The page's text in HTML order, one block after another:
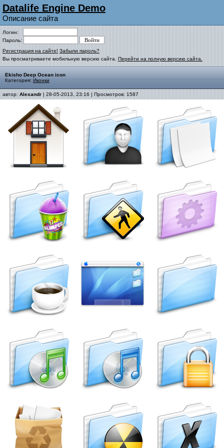
Datalife Engine Demo
Описание сайта
Логин:
Пароль:
Регистрация на сайте! Забыли пароль?
Вы просматриваете мобильную версию сайта. Перейти на полную версию сайта.
Ekisho Deep Ocean icon
Категория: Иконки
автор: Alexandr | 28-05-2013, 23:16 | Просмотров: 1587